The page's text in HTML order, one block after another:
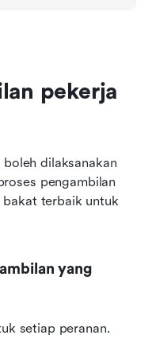
pekerja
dilaksanakan
pengambilan
bakat terbaik untuk
yang
setiap peranan.